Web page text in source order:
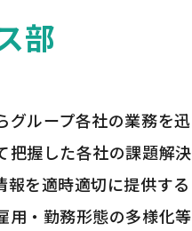
部
グループ各社の業務を迅
把握した各社の課題解決
報を適時適切に提供する
用・勤務形態の多様化等